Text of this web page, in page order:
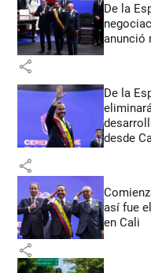
De la
anunció
share
De la
desde
share
así fue
en Cali
share